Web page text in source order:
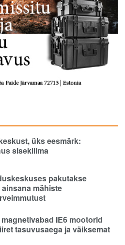
üks eesmärk:
sisekliima
pakutakse
mähiste
IE6 mootorid
tasuvusaega ja väiksemat